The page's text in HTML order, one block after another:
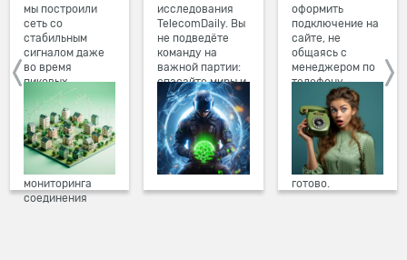
мы построили
сеть со
стабильным
сигналом даже
во время
пиковых
нагрузок в
вечернее время.
Мы постоянно
обновляем наше
оборудование в
домах, а система
мониторинга
соединения
исследования
TelecomDaily. Вы
не подведёте
команду на
важной партии:
спасайте миры и
побеждайте с
друзьями в
онлайн-играх.
оформить
подключение на
сайте, не
общаясь с
менеджером по
телефону.
Просто в три
клика заполните
форму заявки на
сайте, выберите
дату и время
подключения,
готово.